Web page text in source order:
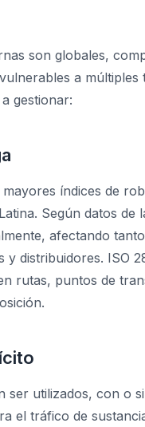
son globales,
a múltiples
gestionar:
índices de
Según datos de
afectando
y distribuidores. ISO
rutas, puntos de
ser utilizados, con o
el tráfico de